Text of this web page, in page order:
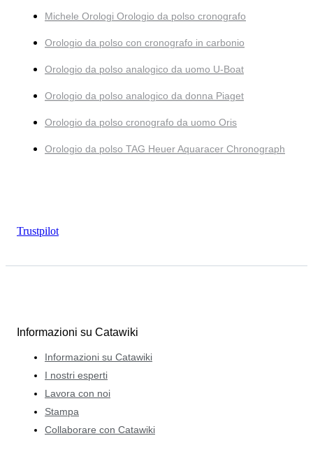
Michele Orologi Orologio da polso cronografo
Orologio da polso con cronografo in carbonio
Orologio da polso analogico da uomo U-Boat
Orologio da polso analogico da donna Piaget
Orologio da polso cronografo da uomo Oris
Orologio da polso TAG Heuer Aquaracer Chronograph
Trustpilot
Informazioni su Catawiki
Informazioni su Catawiki
I nostri esperti
Lavora con noi
Stampa
Collaborare con Catawiki